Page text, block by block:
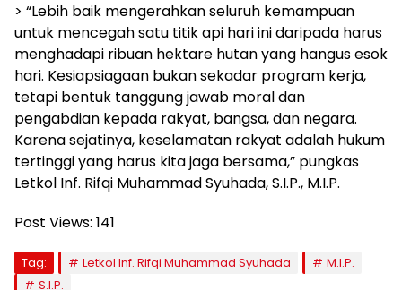
> “Lebih baik mengerahkan seluruh kemampuan
untuk mencegah satu titik api hari ini daripada harus
menghadapi ribuan hektare hutan yang hangus esok
hari. Kesiapsiagaan bukan sekadar program kerja,
tetapi bentuk tanggung jawab moral dan
pengabdian kepada rakyat, bangsa, dan negara.
Karena sejatinya, keselamatan rakyat adalah hukum
tertinggi yang harus kita jaga bersama,” pungkas
Letkol Inf. Rifqi Muhammad Syuhada, S.I.P., M.I.P.
Post Views: 141
Tag: Letkol Inf. Rifqi Muhammad Syuhada
M.I.P.
S.I.P.